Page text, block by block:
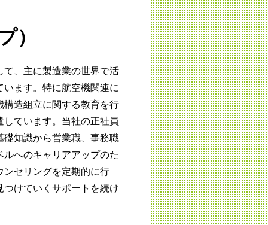
）
、主に製造業の世界で活
ます。特に航空機関連に
造組立に関する教育を行
ています。当社の正社員
知識から営業職、事務職
へのキャリアアップのた
ンセリングを定期的に行
けていくサポートを続け